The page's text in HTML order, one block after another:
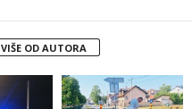
VIŠE OD AUTORA